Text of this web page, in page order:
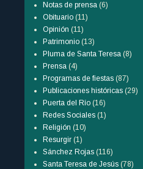
Notas de prensa (6)
Obituario (11)
Opinión (11)
Patrimonio (13)
Pluma de Santa Teresa (8)
Prensa (4)
Programas de fiestas (87)
Publicaciones históricas (29)
Puerta del Río (16)
Redes Sociales (1)
Religión (10)
Resurgir (1)
Sánchez Rojas (116)
Santa Teresa de Jesús (78)